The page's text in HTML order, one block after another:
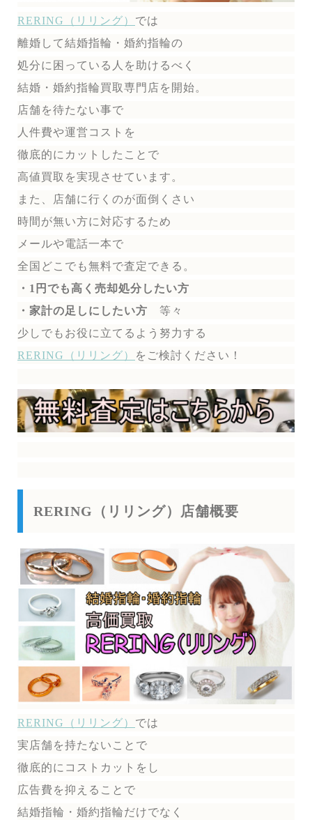
RERING（リリング） では
離婚して結婚指輪・婚約指輪の
処分に困っている人を助けるべく
結婚・婚約指輪買取専門店を開始。
店舗を待たない事で
人件費や運営コストを
徹底的にカットしたことで
高値買取を実現させています。
また、店舗に行くのが面倒くさい
時間が無い方に対応するため
メールや電話一本で
全国どこでも無料で査定できる。
・1円でも高く売却処分したい方
・家計の足しにしたい方 等々
少しでもお役に立てるよう努力する
RERING（リリング）
を ご検討ください！
RERING（リリング）店舗概要
RERING（リリング） では
実店舗を持たないことで
徹底的にコストカットをし
広告費を抑えることで
結婚指輪・婚約指輪だけでなく